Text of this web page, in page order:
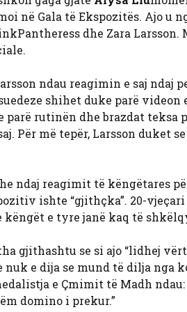
në Gala të Ekspozitës. Ajo u
dhe Zara
ndau reagimin e saj ndaj
shihet duke parë videon
parë rutinën dhe brazdat teksa
Për më tepër, Larsson duket
ndaj reagimit të këngëtares
ishte “gjithçka”. 20-
këngët e tyre janë kaq të
gjithashtu se si ajo “lidhej
nuk e dija se mund të dilja nga
e Çmimit të Madh
domino i prekur.”